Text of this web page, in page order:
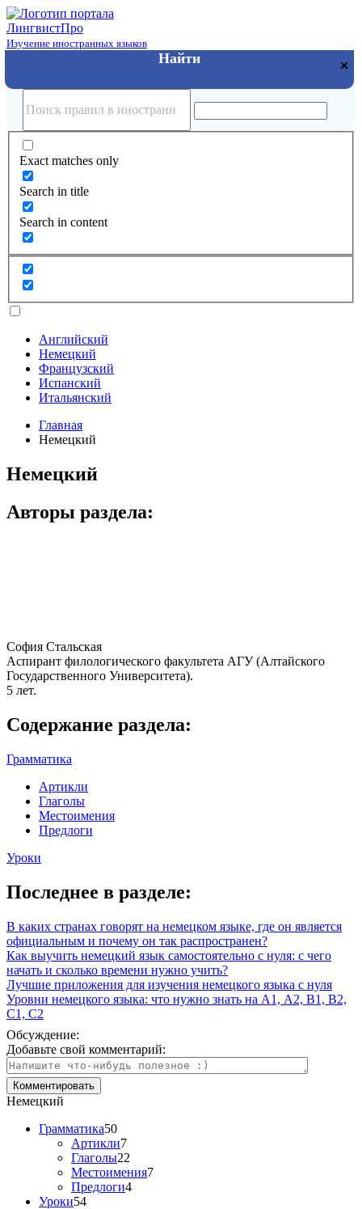
ЛингвистПро
Изучение иностранных языков
Exact matches only
Search in title
Search in content
Английский
Немецкий
Французский
Испанский
Итальянский
Главная
Немецкий
Немецкий
Авторы раздела:
София Стальская
Аспирант филологического факультета АГУ (Алтайского
Государственного Университета).
5 лет.
Содержание раздела:
Грамматика
Артикли
Глаголы
Местоимения
Предлоги
Уроки
Последнее в разделе:
В каких странах говорят на немецком языке, где он является
официальным и почему он так распространен?
Как выучить немецкий язык самостоятельно с нуля: с чего
начать и сколько времени нужно учить?
Лучшие приложения для изучения немецкого языка с нуля
Уровни немецкого языка: что нужно знать на А1, А2, В1, В2,
С1, С2
Обсуждение:
Добавьте свой комментарий:
Немецкий
Грамматика50
Артикли7
Глаголы22
Местоимения7
Предлоги4
Уроки54